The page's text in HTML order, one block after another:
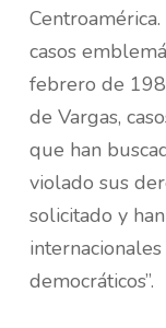
casos
febrero de
de Vargas,
que han
violado sus
solicitado y
democráticos”.